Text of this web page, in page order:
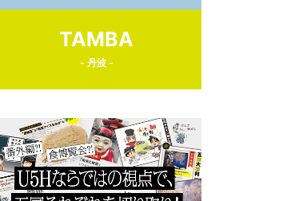
TAMBA
- 丹波 -